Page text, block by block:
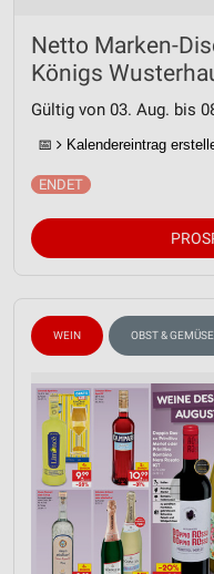
Netto Marken-
Königs
Gültig von 03. Aug. bis
📅 Kalendereintrag
WEIN OBST & GEMÜSE